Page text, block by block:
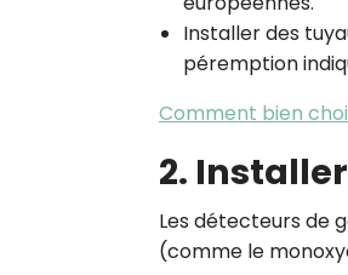
Installer des
péremption
Comment bien
2.
Les détecteurs de
(comme le